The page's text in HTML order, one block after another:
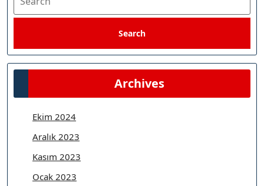
Search
Archives
Ekim 2024
Aralık 2023
Kasım 2023
Ocak 2023